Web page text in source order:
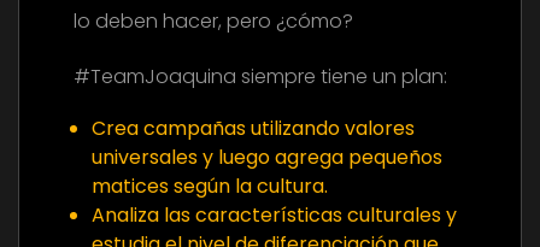
lo deben hacer, pero ¿cómo?
#TeamJoaquina siempre tiene un plan:
Crea campañas utilizando valores
universales y luego agrega pequeños
matices según la cultura.
Analiza las características culturales y